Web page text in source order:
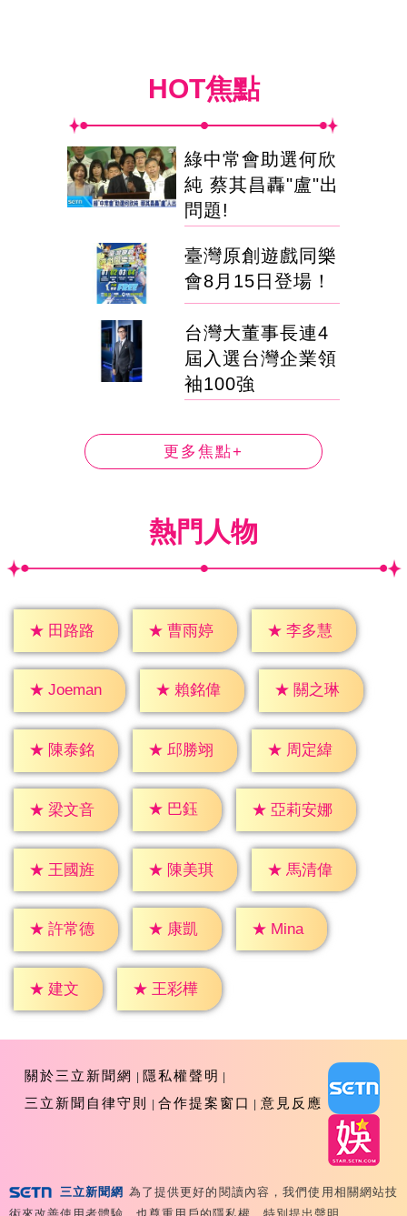
HOT焦點
綠中常會助選何欣
純 蔡其昌轟"盧"出
問題!
臺灣原創遊戲同樂
會8月15日登場！
台灣大董事長連4
屆入選台灣企業領
袖100強
更多焦點+
熱門人物
★ 田路路 ★ 曹雨婷 ★ 李多慧
★ Joeman ★ 賴銘偉 ★ 關之琳
★ 陳泰銘 ★ 邱勝翊 ★ 周定緯
★ 梁文音 ★ 巴鈺 ★ 亞莉安娜
★ 王國旌 ★ 陳美琪 ★ 馬清偉
★ 許常德 ★ 康凱 ★ Mina
★ 建文 ★ 王彩樺
關於三立新聞網
隱私權聲明
三立新聞自律守則
合作提案窗口 意見反應
Copyright ©2026 Sanlih E-Television All Rights
三立新聞網 為了提供更好的閱讀內容，我們使用相關網站技
術來改善使用者體驗，也尊重用戶的隱私權，特別提出聲明。